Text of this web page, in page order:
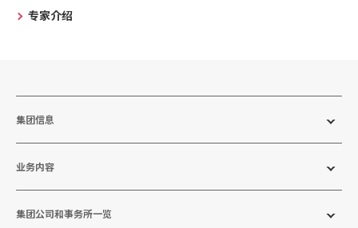
专家介绍
集团信息
业务内容
集团公司和事务所一览